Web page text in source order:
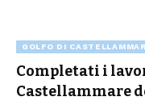
GOLFO DI
Completati i
Castellammare